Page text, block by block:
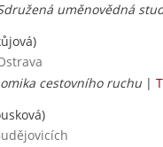
uměnovědná
cestovního ruchu |